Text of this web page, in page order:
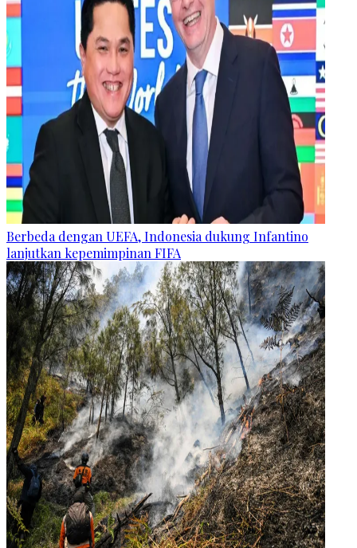
Berbeda dengan UEFA, Indonesia dukung Infantino
lanjutkan kepemimpinan FIFA